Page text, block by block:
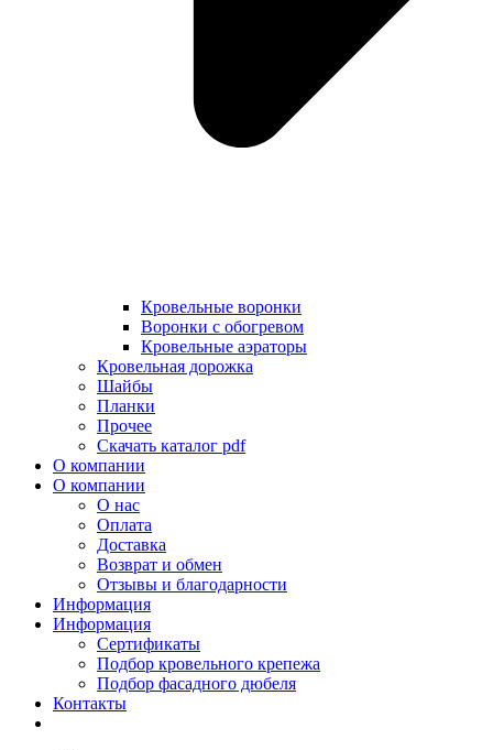
Кровельные воронки
Воронки с обогревом
Кровельные аэраторы
Кровельная дорожка
Шайбы
Планки
Прочее
Скачать каталог pdf
О компании
О компании
О нас
Оплата
Доставка
Возврат и обмен
Отзывы и благодарности
Информация
Информация
Сертификаты
Подбор кровельного крепежа
Подбор фасадного дюбеля
Контакты